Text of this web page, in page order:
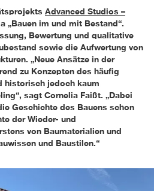
Advanced Studios –
„Bauen im und mit Bestand“.
Bewertung und qualitative
sowie die Aufwertung von
„Neue Ansätze in der
zu Konzepten des häufig
historisch jedoch kaum
sagt Cornelia Faißt. „Dabei
Geschichte des Bauens schon
der Wieder- und
von Baumaterialien und
und Baustilen.“